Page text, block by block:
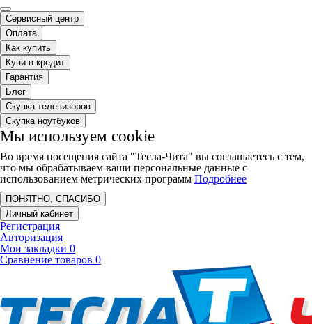
Сервисный центр
Оплата
Как купить
Купи в кредит
Гарантия
Блог
Скупка телевизоров
Скупка ноутбуков
Мы используем cookie
Во время посещения сайта "Тесла-Чита" вы соглашаетесь с тем,
что мы обрабатываем ваши персональные данные с
использованием метрических программ Подробнее
ПОНЯТНО, СПАСИБО
Личный кабинет
Регистрация
Авторизация
Мои закладки 0
Сравнение товаров 0